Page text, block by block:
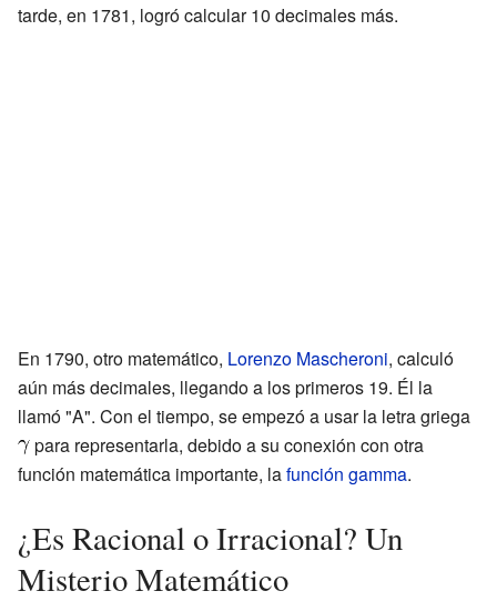
tarde, en 1781, logró calcular 10 decimales más.
En 1790, otro matemático, Lorenzo Mascheroni, calculó
aún más decimales, llegando a los primeros 19. Él la
llamó "A". Con el tiempo, se empezó a usar la letra griega
para representarla, debido a su conexión con otra
función matemática importante, lafunción gamma.
¿Es Racional o Irracional? Un
Misterio Matemático